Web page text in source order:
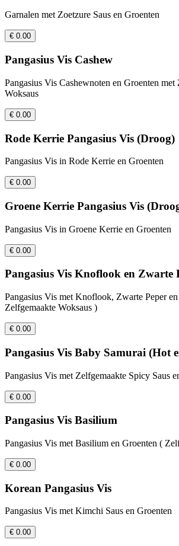
Garnalen met Zoetzure Saus en Groenten
€ 0.00
Pangasius Vis Cashew
Pangasius Vis Cashewnoten en Groenten met
Woksaus
€ 0.00
Rode Kerrie Pangasius Vis (Droog)
Pangasius Vis in Rode Kerrie en Groenten
€ 0.00
Groene Kerrie Pangasius Vis
Pangasius Vis in Groene Kerrie en Groenten
€ 0.00
Pangasius Vis Knoflook en Zwarte
Pangasius Vis met Knoflook, Zwarte Peper
Zelfgemaakte Woksaus )
€ 0.00
Pangasius Vis Baby Samurai (Hot
Pangasius Vis met Zelfgemaakte Spicy Saus
€ 0.00
Pangasius Vis Basilium
Pangasius Vis met Basilium en Groenten (
€ 0.00
Korean Pangasius Vis
Pangasius Vis met Kimchi Saus en Groenten
€ 0.00